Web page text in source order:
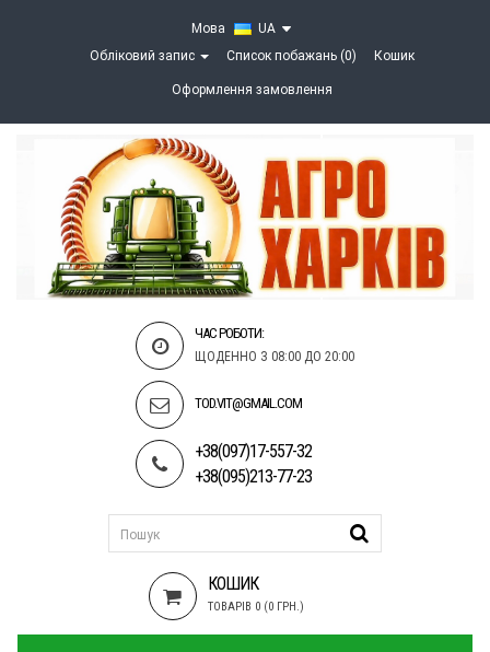
Мова
UA
Обліковий запис
Список побажань (0) Кошик
Оформлення замовлення
ЧАС РОБОТИ:
ЩОДЕННО З 08:00 ДО 20:00
TOD.VIT@GMAIL.COM
+38(097)17-557-32
+38(095)213-77-23
КОШИК
ТОВАРІВ 0 (0 ГРН.)